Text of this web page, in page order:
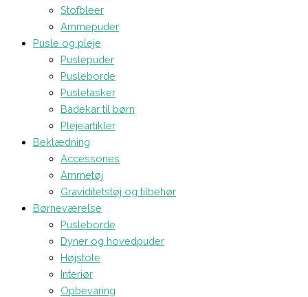
Stofbleer
Ammepuder
Pusle og pleje
Puslepuder
Pusleborde
Pusletasker
Badekar til børn
Plejeartikler
Beklædning
Accessories
Ammetøj
Graviditetstøj og tilbehør
Børneværelse
Pusleborde
Dyner og hovedpuder
Højstole
Interiør
Opbevaring